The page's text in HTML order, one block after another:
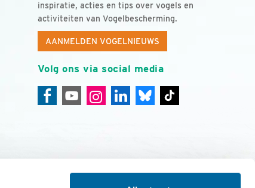
inspiratie, acties en tips over vogels en
activiteiten van Vogelbescherming.
AANMELDEN VOGELNIEUWS
Volg ons via social media